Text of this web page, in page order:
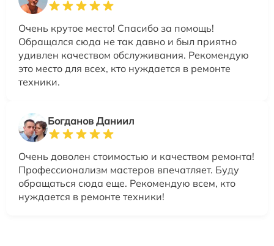
Очень крутое место! Спасибо за помощь!
Обращался сюда не так давно и был приятно
удивлен качеством обслуживания. Рекомендую
это место для всех, кто нуждается в ремонте
техники.
Богданов Даниил
Очень доволен стоимостью и качеством ремонта!
Профессионализм мастеров впечатляет. Буду
обращаться сюда еще. Рекомендую всем, кто
нуждается в ремонте техники!